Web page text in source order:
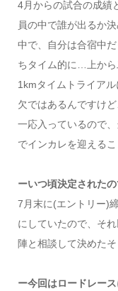
4月からの試合の成績
員の中で誰が出るか
中で、自分は合宿中
ちタイム的に…上から
1kmタイムトライア
欠ではあるんですけ
一応入っているので
でインカレを迎える
ーいつ頃決定された
7月末に(エントリー)
にしていたので、そ
陣と相談して決めたそ
ー今回はロードレー